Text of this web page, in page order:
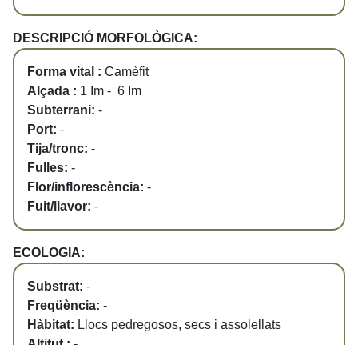
DESCRIPCIÓ MORFOLÒGICA:
Forma vital : Camèfit
Alçada : 1 Im - 6 Im
Subterrani: -
Port: -
Tija/tronc: -
Fulles: -
Flor/inflorescència: -
Fuit/llavor: -
ECOLOGIA:
Substrat: -
Freqüència: -
Hàbitat: Llocs pedregosos, secs i assolellats